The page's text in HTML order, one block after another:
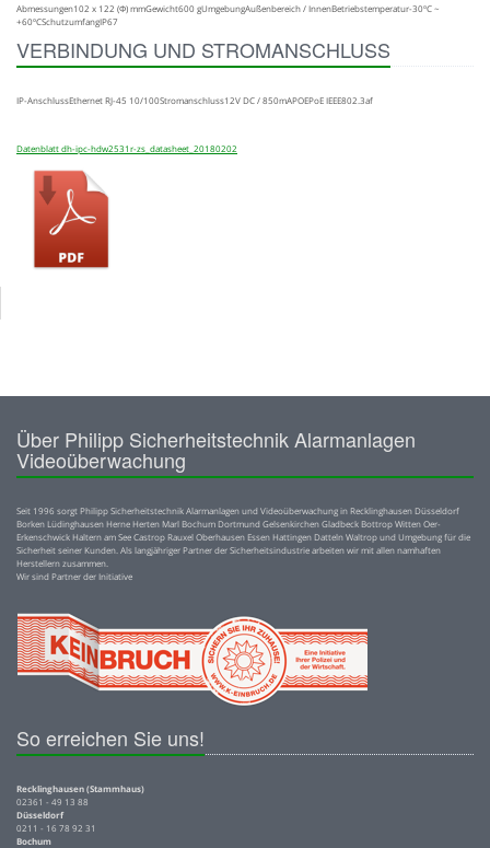
Abmessungen102 x 122 (Φ) mmGewicht600 gUmgebungAußenbereich / InnenBetriebstemperatur-30ºC ~
+60ºCSchutzumfangIP67
VERBINDUNG UND STROMANSCHLUSS
IP-AnschlussEthernet RJ-45 10/100Stromanschluss12V DC / 850mAPOEPoE IEEE802.3af
Datenblatt dh-ipc-hdw2531r-zs_datasheet_20180202
Über Philipp Sicherheitstechnik Alarmanlagen
Videoüberwachung
Seit 1996 sorgt Philipp Sicherheitstechnik Alarmanlagen und Videoüberwachung in Recklinghausen Düsseldorf
Borken Lüdinghausen Herne Herten Marl Bochum Dortmund Gelsenkirchen Gladbeck Bottrop Witten Oer-
Erkenschwick Haltern am See Castrop Rauxel Oberhausen Essen Hattingen Datteln Waltrop und Umgebung für die
Sicherheit seiner Kunden. Als langjähriger Partner der Sicherheitsindustrie arbeiten wir mit allen namhaften
Herstellern zusammen.
Wir sind Partner der Initiative
So erreichen Sie uns!
Recklinghausen (Stammhaus)
02361 - 49 13 88
Düsseldorf
0211 - 16 78 92 31
Bochum